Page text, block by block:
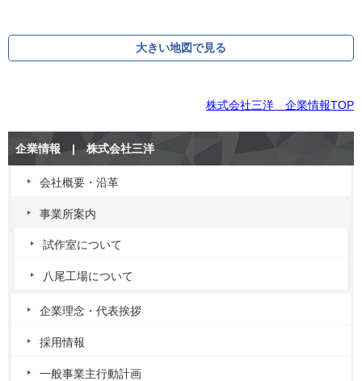
大きい地図で見る
株式会社三洋 企業情報TOP
企業情報 | 株式会社三洋
会社概要・沿革
事業所案内
試作室について
八尾工場について
企業理念・代表挨拶
採用情報
一般事業主行動計画